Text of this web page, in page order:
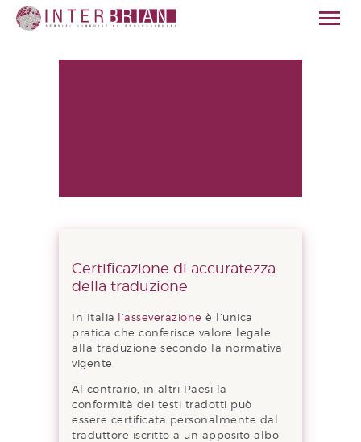
CONTATTI
Certificazione di accuratezza
della traduzione
In Italia l’asseverazione è l’unica
pratica che conferisce valore legale
alla traduzione secondo la normativa
vigente.
Al contrario, in altri Paesi la
conformità dei testi tradotti può
essere certificata personalmente dal
traduttore iscritto a un apposito albo